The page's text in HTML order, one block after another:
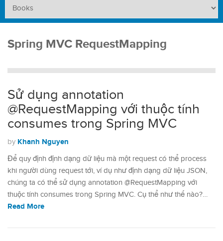
Spring MVC RequestMapping
Sử dụng annotation
@RequestMapping với thuộc tính
consumes trong Spring MVC
by Khanh Nguyen
Để quy định định dạng dữ liệu mà một request có thể process
khi người dùng request tới, ví dụ như định dạng dữ liệu JSON,
chúng ta có thể sử dụng annotation @RequestMapping với
thuộc tính consumes trong Spring MVC. Cụ thể như thế nào?…
Read More